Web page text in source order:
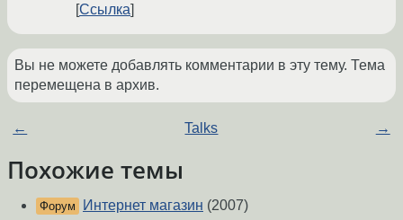
Ссылка
Вы не можете добавлять комментарии в эту тему. Тема
перемещена в архив.
← Talks →
Похожие темы
Форум Интернет магазин (2007)